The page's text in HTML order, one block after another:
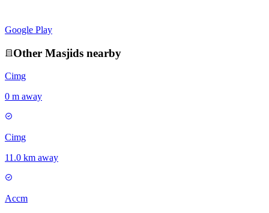
Google Play
Other Masjids nearby
Cimg
0 m away
Cimg
11.0 km away
Accm